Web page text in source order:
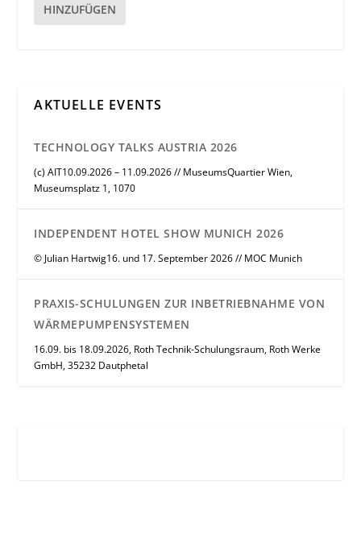
HINZUFÜGEN
AKTUELLE EVENTS
TECHNOLOGY TALKS AUSTRIA 2026
(c) AIT10.09.2026 – 11.09.2026 // MuseumsQuartier Wien,
Museumsplatz 1, 1070
INDEPENDENT HOTEL SHOW MUNICH 2026
© Julian Hartwig16. und 17. September 2026 // MOC Munich
PRAXIS-SCHULUNGEN ZUR INBETRIEBNAHME VON
WÄRMEPUMPENSYSTEMEN
16.09. bis 18.09.2026, Roth Technik-Schulungsraum, Roth Werke
GmbH, 35232 Dautphetal